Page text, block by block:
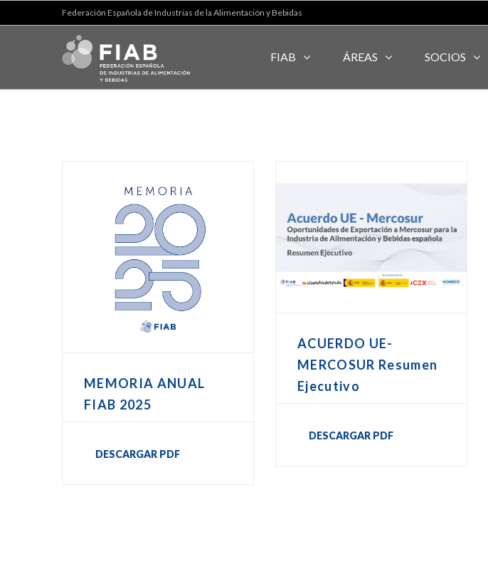
Federación Española de Industrias de la Alimentación y Bebidas
FIAB ÁREAS SOCIOS
MEMORIA ANUAL
FIAB 2025
DESCARGAR PDF
ACUERDO UE-
MERCOSUR Resumen
Ejecutivo
DESCARGAR PDF